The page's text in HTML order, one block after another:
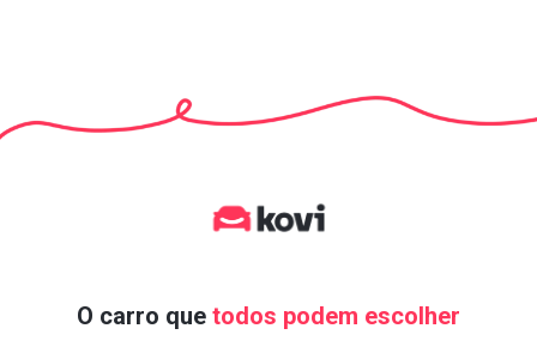
O carro que todos podem escolher